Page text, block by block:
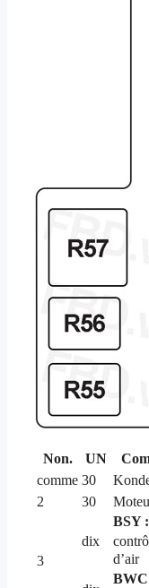
Non. UN
comme 30
2
30
3
dix
BSY :
d’air